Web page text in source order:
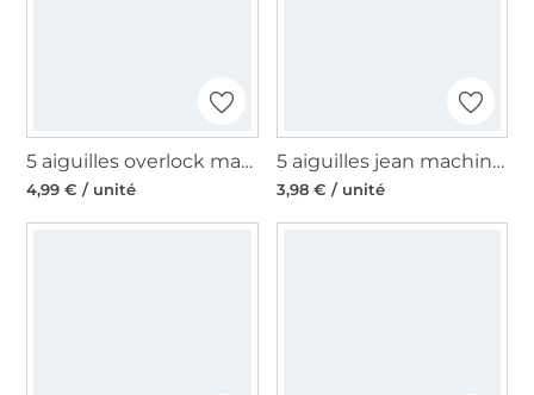
5 aiguilles overlock machine à coudre Serger Schmetz, ELx705 SUF CF
4,99 € / unité
5 aiguilles jean machine à coudre Schmetz, 130/705 H-J
3,98 € / unité